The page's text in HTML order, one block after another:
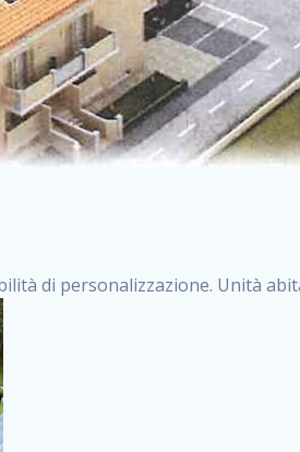
di personalizzazione. Unità